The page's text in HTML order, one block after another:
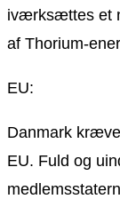
iværksættes et
af Thorium-
EU:
Danmark
EU. Fuld og